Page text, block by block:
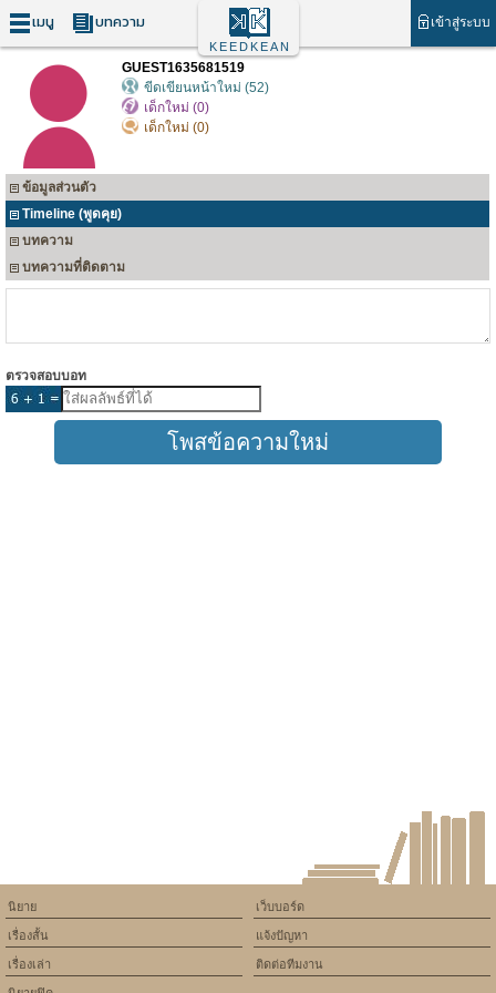
เมนู บทความ เข้าสู่ระบบ
KEEDKEAN
GUEST1635681519
ขีดเขียนหน้าใหม่ (52)
เด็กใหม่ (0)
เด็กใหม่ (0)
ข้อมูลส่วนตัว
Timeline (พูดคุย)
บทความ
บทความที่ติดตาม
ตรวจสอบบอท
เว็บบอร์ด
แจ้งปัญหา
ติดต่อทีมงาน
นิยาย
เรื่องสั้น
เรื่องเล่า